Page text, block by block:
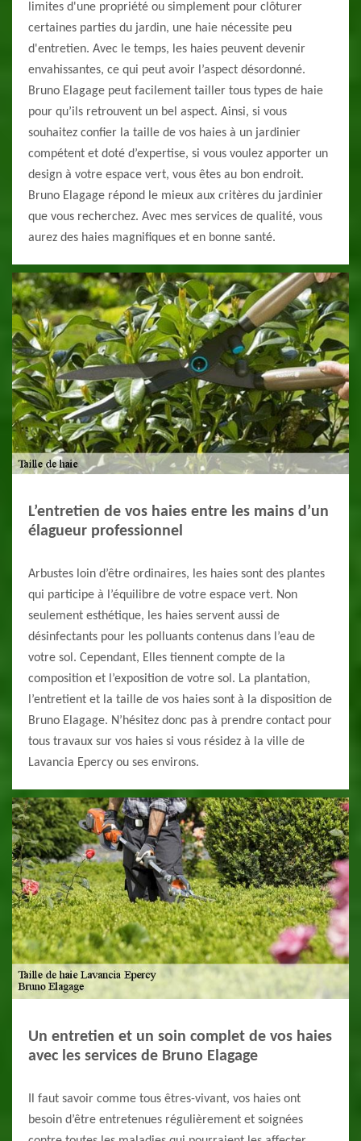
limites d'une propriété ou simplement pour clôturer
certaines parties du jardin, une haie nécessite peu
d'entretien. Avec le temps, les haies peuvent devenir
envahissantes, ce qui peut avoir l’aspect désordonné.
Bruno Elagage peut facilement tailler tous types de haie
pour qu’ils retrouvent un bel aspect. Ainsi, si vous
souhaitez confier la taille de vos haies à un jardinier
compétent et doté d’expertise, si vous voulez apporter un
design à votre espace vert, vous êtes au bon endroit.
Bruno Elagage répond le mieux aux critères du jardinier
que vous recherchez. Avec mes services de qualité, vous
aurez des haies magnifiques et en bonne santé.
L’entretien de vos haies entre les mains d’un
élagueur professionnel
Arbustes loin d’être ordinaires, les haies sont des plantes
qui participe à l’équilibre de votre espace vert. Non
seulement esthétique, les haies servent aussi de
désinfectants pour les polluants contenus dans l’eau de
votre sol. Cependant, Elles tiennent compte de la
composition et l’exposition de votre sol. La plantation,
l’entretient et la taille de vos haies sont à la disposition de
Bruno Elagage. N’hésitez donc pas à prendre contact pour
tous travaux sur vos haies si vous résidez à la ville de
Lavancia Epercy ou ses environs.
Un entretien et un soin complet de vos haies
avec les services de Bruno Elagage
Il faut savoir comme tous êtres-vivant, vos haies ont
besoin d’être entretenues régulièrement et soignées